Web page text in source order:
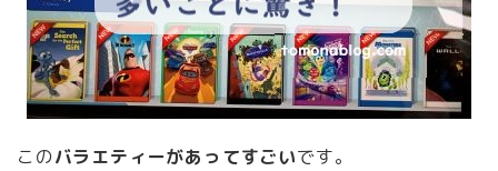
このバラエティーがあってすごいです。